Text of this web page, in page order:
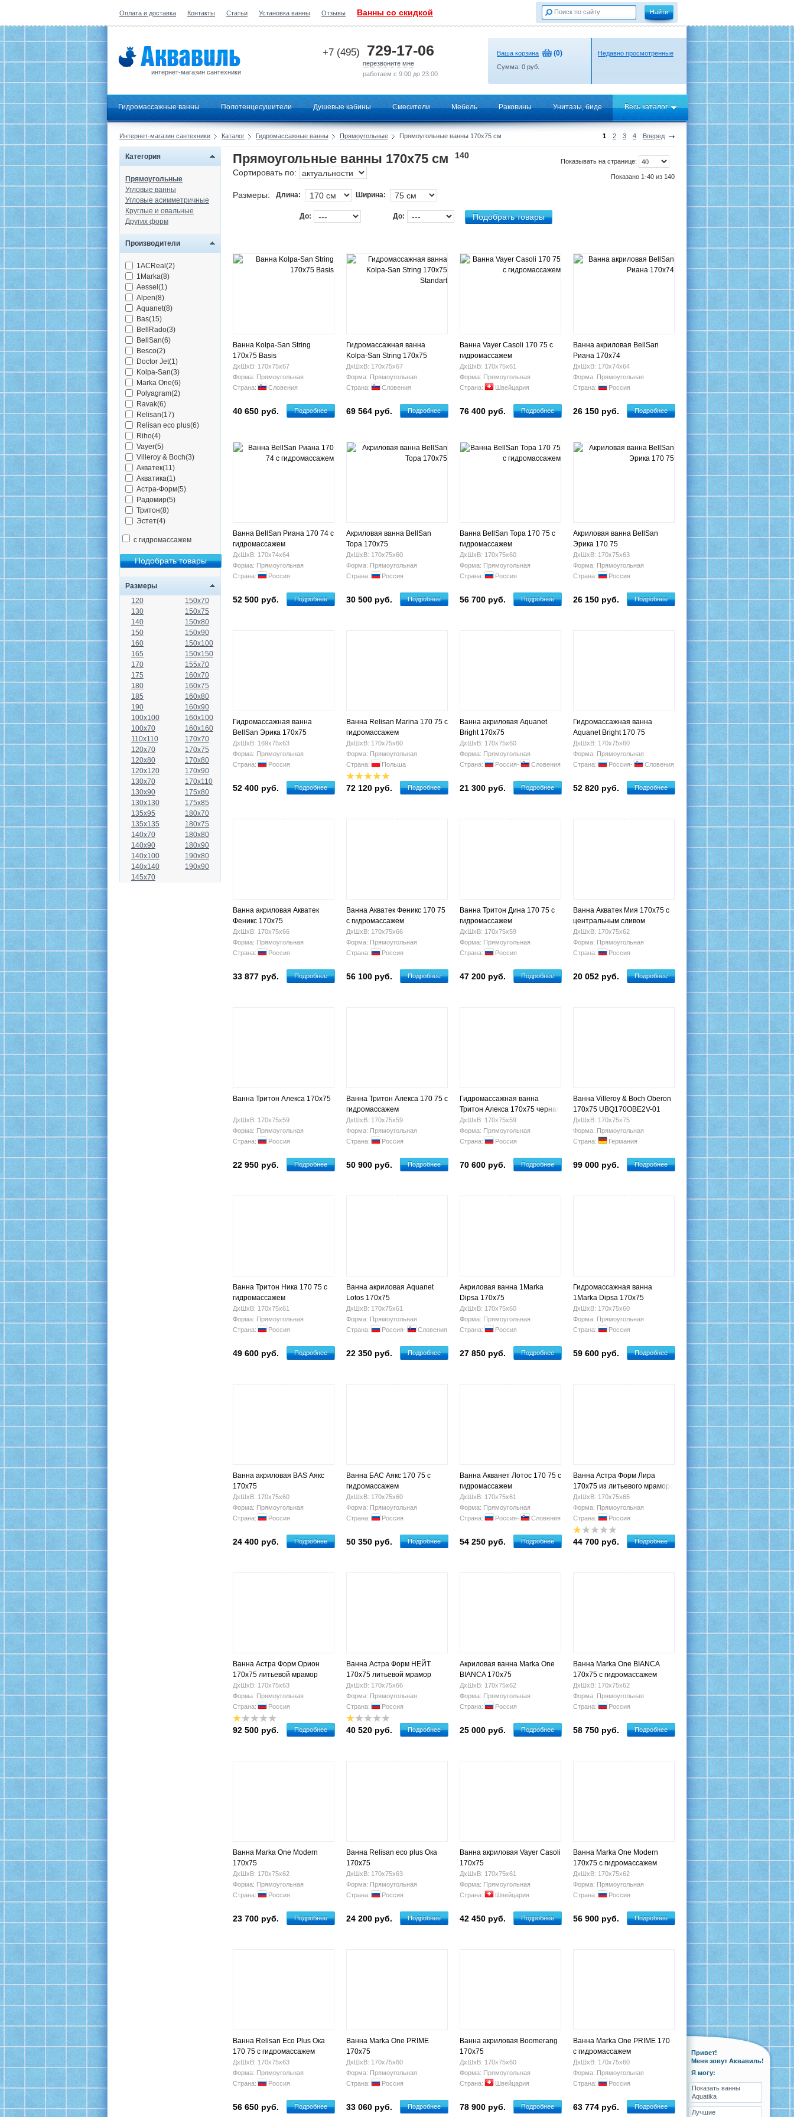
Оплата и доставка Контакты Статьи Установка ванны Отзывы Ванны со скидкой
интернет-магазин сантехники
+7 (495) 729-17-06
перезвоните мне
работаем с 9:00 до 23:00
Ваша корзина (0)
Сумма: 0 руб.
Недавно просмотренные
Гидромассажные ванны Полотенцесушители Душевые кабины Смесители Мебель Раковины Унитазы, биде Весь каталог
1 2 3 4 Вперед
Интернет-магазин сантехники Каталог Гидромассажные ванны Прямоугольные Прямоугольные ванны 170х75 см
Категория
Прямоугольные
Угловые ванны
Угловые асимметричные
Круглые и овальные
Других форм
Производители
1ACReal(2)
1Marka(8)
Aessel(1)
Alpen(8)
Aquanet(8)
Bas(15)
BellRado(3)
BellSan(6)
Besco(2)
Doctor Jet(1)
Kolpa-San(3)
Marka One(6)
Polyagram(2)
Ravak(6)
Relisan(17)
Relisan eco plus(6)
Riho(4)
Vayer(5)
Villeroy & Boch(3)
Акватек(11)
Акватика(1)
Астра-Форм(5)
Радомир(5)
Тритон(8)
Эстет(4)
с гидромассажем
Размеры
120
130
140
150
160
165
170
175
180
185
190
100x100
100x70
110x110
120x70
120x80
120x120
130x70
130x90
130x130
135x95
135x135
140x70
140x90
140x100
140x140
145x70
150x70
150x75
150x80
150x90
150x100
150x150
155x70
160x70
160x75
160x80
160x90
160x100
160x160
170x70
170x75
170x80
170x90
170x110
175x80
175x85
180x70
180x75
180x80
180x90
190x80
190x90
Показывать на странице:
Показано 1-40 из 140
Прямоугольные ванны 170х75 см
140
Сортировать по:
Размеры: Длина: Ширина:
До: До:
Ванна Kolpa-San String
170х75 Basis
ДхШхВ: 170х75х67
Форма: Прямоугольная
Страна:
Словения
40 650 руб. Подробнее
Гидромассажная ванна
Kolpa-San String 170х75
Standart
ДхШхВ: 170х75х67
Форма: Прямоугольная
Страна:
Словения
69 564 руб. Подробнее
Ванна Vayer Casoli 170 75 с
гидромассажем
ДхШхВ: 170х75х61
Форма: Прямоугольная
Страна:
Швейцария
76 400 руб. Подробнее
Ванна акриловая BellSan
Риана 170х74
ДхШхВ: 170х74х64
Форма: Прямоугольная
Страна:
Россия
26 150 руб. Подробнее
Ванна BellSan Риана 170 74 с
гидромассажем
ДхШхВ: 170х74х64
Форма: Прямоугольная
Страна:
Россия
52 500 руб. Подробнее
Акриловая ванна BellSan
Тора 170x75
ДхШхВ: 170х75х60
Форма: Прямоугольная
Страна:
Россия
30 500 руб. Подробнее
Ванна BellSan Тора 170 75 с
гидромассажем
ДхШхВ: 170х75х60
Форма: Прямоугольная
Страна:
Россия
56 700 руб. Подробнее
Акриловая ванна BellSan
Эрика 170 75
ДхШхВ: 170х75х63
Форма: Прямоугольная
Страна:
Россия
26 150 руб. Подробнее
Гидромассажная ванна
BellSan Эрика 170x75
ДхШхВ: 169х75х63
Форма: Прямоугольная
Страна:
Россия
52 400 руб. Подробнее
Ванна Relisan Marina 170 75 с
гидромассажем
ДхШхВ: 170х75х60
Форма: Прямоугольная
Страна:
Польша
72 120 руб. Подробнее
Ванна акриловая Aquanet
Bright 170x75
ДхШхВ: 170х75х60
Форма: Прямоугольная
Страна:
Россия- Словения
21 300 руб. Подробнее
Гидромассажная ванна
Aquanet Bright 170 75
ДхШхВ: 170х75х60
Форма: Прямоугольная
Страна:
Россия- Словения
52 820 руб. Подробнее
Ванна акриловая Акватек
Феникс 170х75
ДхШхВ: 170х75х66
Форма: Прямоугольная
Страна:
Россия
33 877 руб. Подробнее
Ванна Акватек Феникс 170 75
с гидромассажем
ДхШхВ: 170х75х66
Форма: Прямоугольная
Страна:
Россия
56 100 руб. Подробнее
Ванна Тритон Дина 170 75 с
гидромассажем
ДхШхВ: 170х75х59
Форма: Прямоугольная
Страна:
Россия
47 200 руб. Подробнее
Ванна Акватек Мия 170х75 с
центральным сливом
ДхШхВ: 170х75х62
Форма: Прямоугольная
Страна:
Россия
20 052 руб. Подробнее
Ванна Тритон Алекса 170х75
ДхШхВ: 170х75х59
Форма: Прямоугольная
Страна:
Россия
22 950 руб. Подробнее
Ванна Тритон Алекса 170 75 с
гидромассажем
ДхШхВ: 170х75х59
Форма: Прямоугольная
Страна:
Россия
50 900 руб. Подробнее
Гидромассажная ванна
Тритон Алекса 170х75 черная
ДхШхВ: 170х75х59
Форма: Прямоугольная
Страна:
Россия
70 600 руб. Подробнее
Ванна Villeroy & Boch Oberon
170x75 UBQ170OBE2V-01
ДхШхВ: 170х75х75
Форма: Прямоугольная
Страна:
Германия
99 000 руб. Подробнее
Ванна Тритон Ника 170 75 с
гидромассажем
ДхШхВ: 170х75х61
Форма: Прямоугольная
Страна:
Россия
49 600 руб. Подробнее
Ванна акриловая Aquanet
Lotos 170x75
ДхШхВ: 170х75х61
Форма: Прямоугольная
Страна:
Россия- Словения
22 350 руб. Подробнее
Акриловая ванна 1Marka
Dipsa 170x75
ДхШхВ: 170х75х60
Форма: Прямоугольная
Страна:
Россия
27 850 руб. Подробнее
Гидромассажная ванна
1Marka Dipsa 170x75
ДхШхВ: 170х75х60
Форма: Прямоугольная
Страна:
Россия
59 600 руб. Подробнее
Ванна акриловая BAS Аякс
170х75
ДхШхВ: 170х75х60
Форма: Прямоугольная
Страна:
Россия
24 400 руб. Подробнее
Ванна БАС Аякс 170 75 с
гидромассажем
ДхШхВ: 170х75х60
Форма: Прямоугольная
Страна:
Россия
50 350 руб. Подробнее
Ванна Акванет Лотос 170 75 с
гидромассажем
ДхШхВ: 170х75х61
Форма: Прямоугольная
Страна:
Россия- Словения
54 250 руб. Подробнее
Ванна Астра Форм Лира
170х75 из литьевого мрамора
ДхШхВ: 170х75х65
Форма: Прямоугольная
Страна:
Россия
44 700 руб. Подробнее
Ванна Астра Форм Орион
170х75 литьевой мрамор
ДхШхВ: 170х75х63
Форма: Прямоугольная
Страна:
Россия
92 500 руб. Подробнее
Ванна Астра Форм НЕЙТ
170х75 литьевой мрамор
ДхШхВ: 170х75х66
Форма: Прямоугольная
Страна:
Россия
40 520 руб. Подробнее
Акриловая ванна Marka One
BIANCA 170x75
ДхШхВ: 170х75х62
Форма: Прямоугольная
Страна:
Россия
25 000 руб. Подробнее
Ванна Marka One BIANCA
170x75 с гидромассажем
ДхШхВ: 170х75х62
Форма: Прямоугольная
Страна:
Россия
58 750 руб. Подробнее
Ванна Marka One Modern
170x75
ДхШхВ: 170х75х62
Форма: Прямоугольная
Страна:
Россия
23 700 руб. Подробнее
Ванна Relisan eco plus Ока
170х75
ДхШхВ: 170х75х63
Форма: Прямоугольная
Страна:
Россия
24 200 руб. Подробнее
Ванна акриловая Vayer Casoli
170х75
ДхШхВ: 170х75х61
Форма: Прямоугольная
Страна:
Швейцария
42 450 руб. Подробнее
Ванна Marka One Modern
170x75 с гидромассажем
ДхШхВ: 170х75х62
Форма: Прямоугольная
Страна:
Россия
56 900 руб. Подробнее
Ванна Relisan Eco Plus Ока
170 75 с гидромассажем
ДхШхВ: 170х75х63
Форма: Прямоугольная
Страна:
Россия
56 650 руб. Подробнее
Ванна Marka One PRIME
170х75
ДхШхВ: 170х75х60
Форма: Прямоугольная
Страна:
Россия
33 060 руб. Подробнее
Ванна акриловая Boomerang
170x75
ДхШхВ: 170х75х60
Форма: Прямоугольная
Страна:
Швейцария
78 900 руб. Подробнее
Ванна Marka One PRIME 170
с гидромассажем
ДхШхВ: 170х75х60
Форма: Прямоугольная
Страна:
Россия
63 774 руб. Подробнее
Привет!
Меня зовут Аквавиль!
Я могу:
Показать ванны
Aquatika
Лучшие